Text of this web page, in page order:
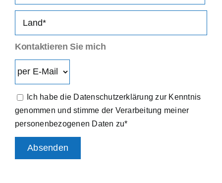
Kontaktieren Sie mich
Ich habe die Datenschutzerklärung zur Kenntnis
genommen und stimme der Verarbeitung meiner
personenbezogenen Daten zu*